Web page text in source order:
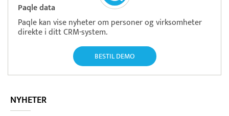
Paqle data
Paqle kan vise nyheter om personer og virksomheter
direkte i ditt CRM-system.
BESTIL DEMO
NYHETER